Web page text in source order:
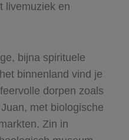
livemuziek en
bijna spirituele
binnenland vind je
dorpen zoals
met biologische
Zin in